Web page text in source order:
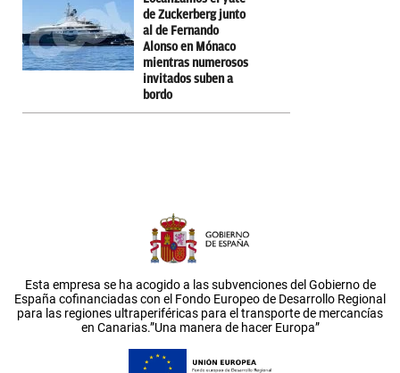
de Zuckerberg junto
al de Fernando
Alonso en Mónaco
mientras numerosos
invitados suben a
bordo
Esta empresa se ha acogido a las subvenciones del Gobierno de
España cofinanciadas con el Fondo Europeo de Desarrollo Regional
para las regiones ultraperiféricas para el transporte de mercancías
en Canarias.”Una manera de hacer Europa”